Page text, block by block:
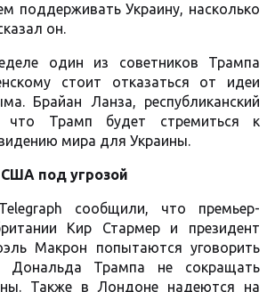
поддерживать Украину, насколько
он.
один из советников Трампа
стоит отказаться от идеи
Брайан Ланза, республиканский
что Трамп будет стремиться к
мира для Украины.
под угрозой
сообщили, что премьер-
Кир Стармер и президент
Макрон попытаются уговорить
Дональда Трампа не сокращать
Также в Лондоне надеются на